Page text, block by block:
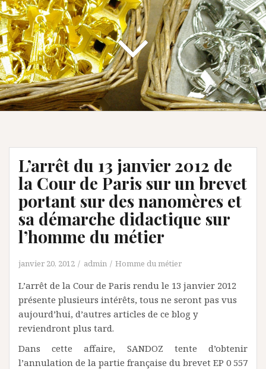
L’arrêt du 13 janvier 2012 de
la Cour de Paris sur un brevet
portant sur des nanomères et
sa démarche didactique sur
l’homme du métier
janvier 20, 2012 admin Homme du métier
L’arrêt de la Cour de Paris rendu le 13 janvier 2012
présente plusieurs intérêts, tous ne seront pas vus
aujourd’hui, d’autres articles de ce blog y
reviendront plus tard.
Dans cette affaire, SANDOZ tente d’obtenir
l’annulation de la partie française du brevet EP 0 557